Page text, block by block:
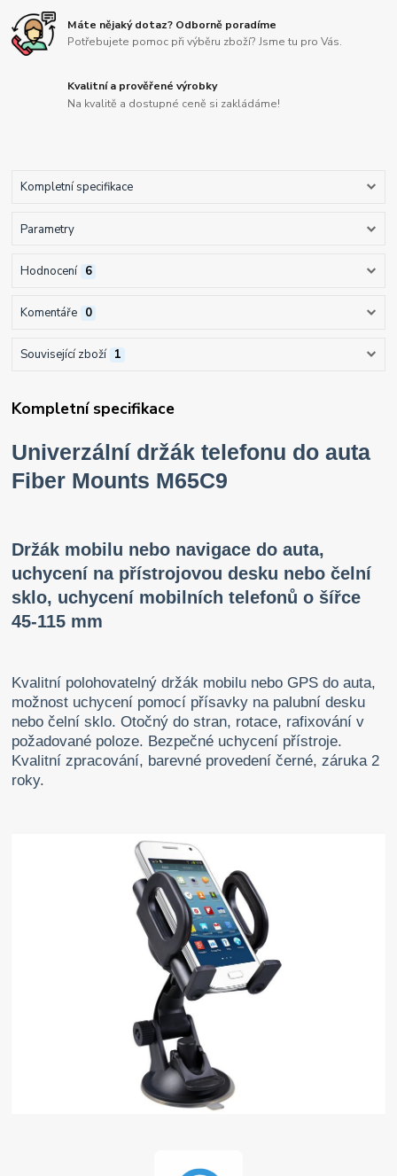
Máte nějaký dotaz? Odborně poradíme
Potřebujete pomoc při výběru zboží? Jsme tu pro Vás.
Kvalitní a prověřené výrobky
Na kvalitě a dostupné ceně si zakládáme!
Kompletní specifikace
Parametry
Hodnocení 6
Komentáře 0
Související zboží 1
Kompletní specifikace
Univerzální držák telefonu do auta
Fiber Mounts M65C9
Držák mobilu nebo navigace do auta,
uchycení na přístrojovou desku nebo čelní
sklo, uchycení mobilních telefonů o šířce
45-115 mm
Kvalitní polohovatelný držák mobilu nebo GPS do auta,
možnost uchycení pomocí přísavky na palubní desku
nebo čelní sklo. Otočný do stran, rotace, rafixování v
požadované poloze. Bezpečné uchycení přístroje.
Kvalitní zpracování, barevné provedení černé, záruka 2
roky.